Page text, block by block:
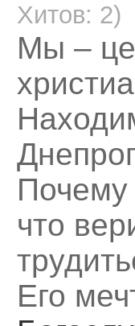
Хитов: 2)
Мы –
Почему
что
Его